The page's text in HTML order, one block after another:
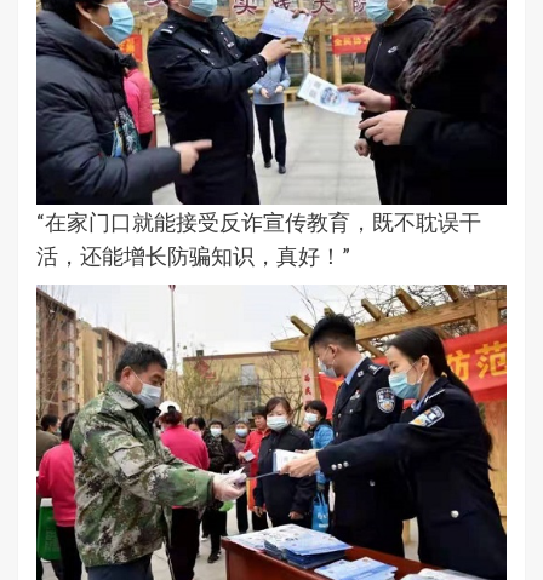
“在家门口就能接受反诈宣传教育，既不耽误干
活，还能增长防骗知识，真好！”